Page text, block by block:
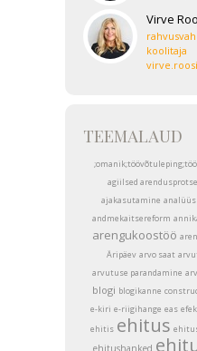
Virve
koolitaja
TEEMALAUD
agiilsed
ajakasutamine analüüs
andmekaitsereform
arengukoostöö
Äripäev arvo saat
arvutuse parandamine
blogi blogikanne
e-kiri e-riigihange eas
ehitis ehitus
ehitushanked